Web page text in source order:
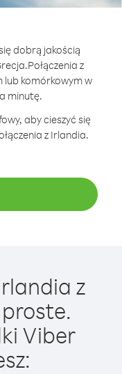
dobrą jakością
Połączenia z
komórkowym w
minutę.
aby cieszyć się
z Irlandia.
z
Viber